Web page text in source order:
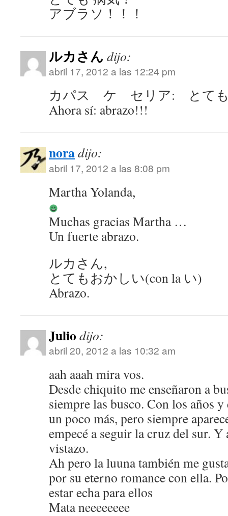
アブラソ！！！
ルカさん dijo:
abril 17, 2012 a las 12:24 pm
カパス ケ セリア: とても
Ahora sí: abrazo!!!
noradijo:
abril 17, 2012 a las 8:08 pm
Martha Yolanda,
Muchas gracias Martha …
Un fuerte abrazo.
ルカさん,
とてもおかしい(con la い)
Abrazo.
Julio dijo:
abril 20, 2012 a las 10:32 am
aah aaah mira vos.
Desde chiquito me enseñaron a
siempre las busco. Con los años
un poco más, pero siempre
empecé a seguir la cruz del sur. Y
vistazo.
Ah pero la luuna también me
por su eterno romance con ella.
estar echa para ellos
Mata neeeeeeee